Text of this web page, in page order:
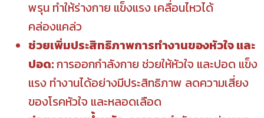
พรุน ทำให้ร่างกาย แข็งแรง เคลื่อนไหวได้
คล่องแคล่ว
ช่วยเพิ่มประสิทธิภาพการทำงานของหัวใจ และ
ปอด:การออกกำลังกาย ช่วยให้หัวใจ และปอด แข็ง
แรง ทำงานได้อย่างมีประสิทธิภาพ ลดความเสี่ยง
ของโรคหัวใจ และหลอดเลือด